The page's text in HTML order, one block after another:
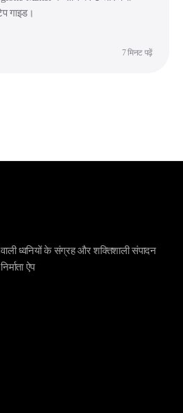
गाइड।
7 मिनट पढ़ें
ध्वनियों के संग्रह और शक्तिशाली संपादन
ऐप